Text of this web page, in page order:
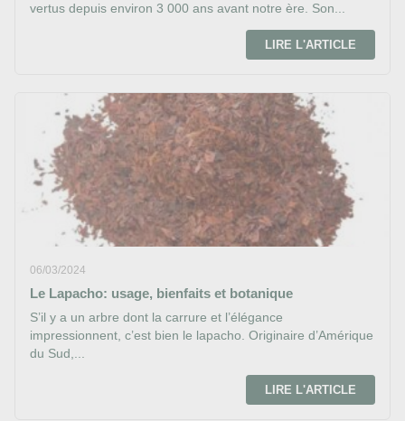
vertus depuis environ 3 000 ans avant notre ère. Son...
LIRE L'ARTICLE
06/03/2024
Le Lapacho: usage, bienfaits et botanique
S’il y a un arbre dont la carrure et l’élégance
impressionnent, c’est bien le lapacho. Originaire d’Amérique
du Sud,...
LIRE L'ARTICLE